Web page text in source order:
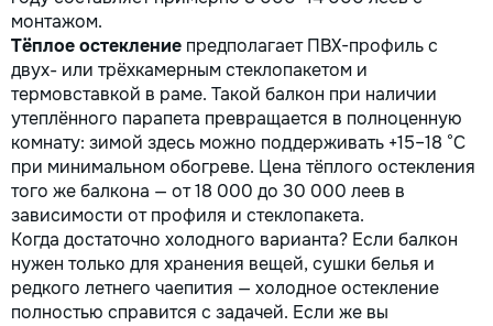
монтажом.
Тёплое остекление предполагает ПВХ-профиль с
двух- или трёхкамерным стеклопакетом и
термовставкой в раме. Такой балкон при наличии
утеплённого парапета превращается в полноценную
комнату: зимой здесь можно поддерживать +15–18 °C
при минимальном обогреве. Цена тёплого остекления
того же балкона — от 18 000 до 30 000 леев в
зависимости от профиля и стеклопакета.
Когда достаточно холодного варианта? Если балкон
нужен только для хранения вещей, сушки белья и
редкого летнего чаепития — холодное остекление
полностью справится с задачей. Если же вы